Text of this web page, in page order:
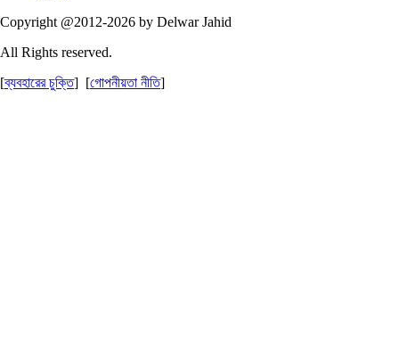
Copyright @2012-2026 by Delwar Jahid
All Rights reserved.
[ব্যবহারের চুক্তি] [গোপনীয়তা নীতি]